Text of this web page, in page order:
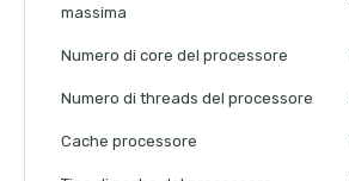
massima
Numero di core del processore
Numero di threads del processore
Cache processore